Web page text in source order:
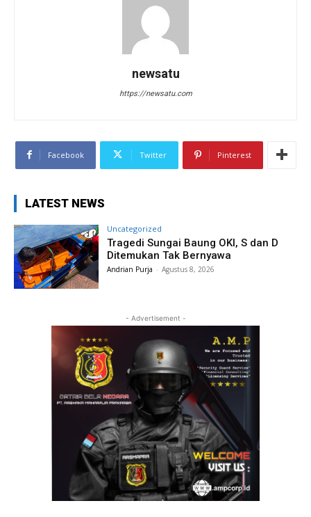
newsatu
https://newsatu.com
Facebook Twitter Pinterest
LATEST NEWS
Uncategorized
Tragedi Sungai Baung OKI, S dan D
Ditemukan Tak Bernyawa
Andrian Purja - Agustus 8, 2026
- Advertisement -